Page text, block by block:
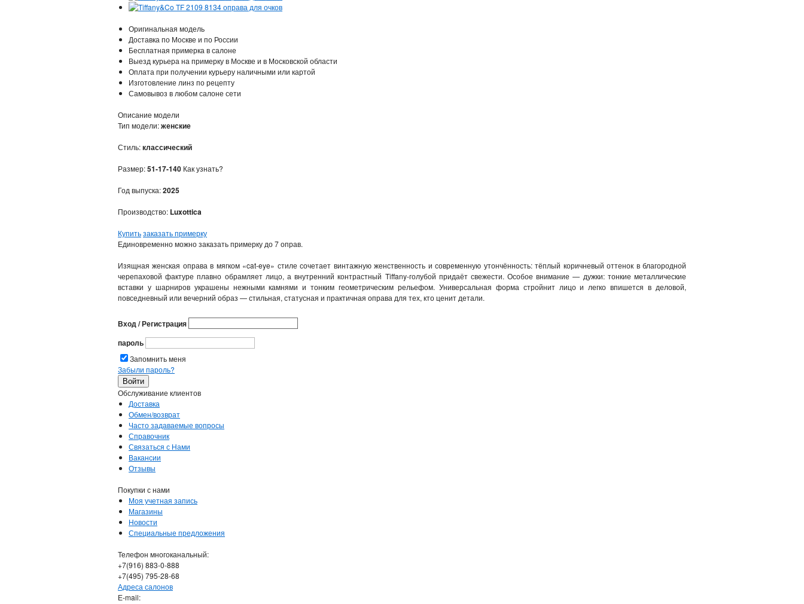
Оригинальная модель
Доставка по Москве и по России
Бесплатная примерка в салоне
Выезд курьера на примерку в Москве и в Московской области
Оплата при получении курьеру наличными или картой
Изготовление линз по рецепту
Самовывоз в любом салоне сети
Описание модели
Тип модели:женские
Стиль:классический
Размер:51-17-140 Как узнать?
Год выпуска:2025
Производство: Luxottica
Купитьзаказать примерку
Единовременно можно заказать примерку до 7 оправ.
Изящная женская оправа в мягком «cat‑eye» стиле сочетает винтажную женственность и современную утончённость: тёплый коричневый оттенок в благородной
черепаховой фактуре плавно обрамляет лицо, а внутренний контрастный Tiffany‑голубой придаёт свежести. Особое внимание — дужки: тонкие металлические
вставки у шарниров украшены нежными камнями и тонким геометрическим рельефом. Универсальная форма стройнит лицо и легко впишется в деловой,
повседневный или вечерний образ — стильная, статусная и практичная оправа для тех, кто ценит детали.
Вход / Регистрация
пароль
Запомнить меня
Забыли пароль?
Обслуживание клиентов
Доставка
Обмен/возврат
Часто задаваемые вопросы
Справочник
Связаться с Нами
Вакансии
Отзывы
Покупки с нами
Моя учетная запись
Магазины
Новости
Специальные предложения
Телефон многоканальный:
+7(916) 883-0-888
+7(495) 795-28-68
Адреса салонов
Е-mail: